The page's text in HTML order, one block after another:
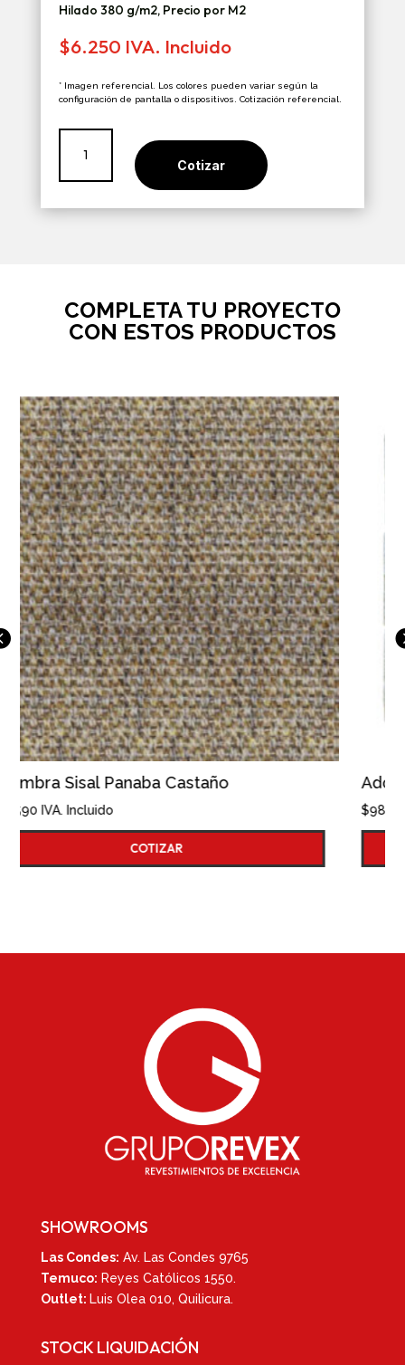
Hilado 380 g/m2, Precio por M2
$6.250 IVA. Incluido
* Imagen referencial. Los colores pueden variar según la
configuración de pantalla o dispositivos. Cotización referencial.
Optima
Honey
Cotizar
COMPLETA TU PROYECTO
CON ESTOS PRODUCTOS
Adoquin Micosa 10x10
SHOWROOMS
Las Condes: Av. Las Condes 9765
Temuco: Reyes Católicos 1550.
Outlet: Luis Olea 010, Quilicura.
STOCK LIQUIDACIÓN